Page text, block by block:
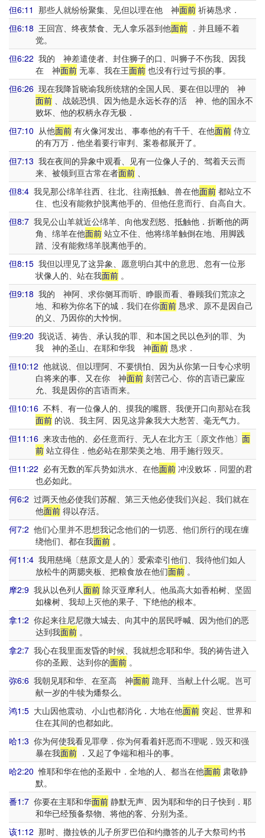
但6:11 那些人就纷纷聚集、见但以理在他 神面前 祈祷恳求．
但6:18 王回宫、终夜禁食、无人拿乐器到他面前 ．并且睡不着
觉。
但6:22 我的 神差遣使者、封住狮子的口、叫狮子不伤我、因我
在 神面前无辜、我在王面前也没有行过亏损的事。
但6:26 现在我降旨晓谕我所统辖的全国人民、要在但以理的 神
面前、战兢恐惧、因为他是永远长存的活 神、他的国永不
败坏、他的权柄永存无极．
但7:10 从他面前 有火像河发出、事奉他的有千千、在他面前 侍立
的有万万．他坐着要行审判、案卷都展开了。
但7:13 我在夜间的异象中观看、见有一位像人子的、驾着天云而
来、被领到亘古常在者面前、
但8:4 我见那公绵羊往西、往北、往南抵触、兽在他面前 都站立不
住、也没有能救护脱离他手的、但他任意而行、自高自大。
但8:7 我见公山羊就近公绵羊、向他发烈怒、抵触他．折断他的两
角、绵羊在他面前站立不住、他将绵羊触倒在地、用脚践
踏、没有能救绵羊脱离他手的。
但8:15 我但以理见了这异象、愿意明白其中的意思、忽有一位形
状像人的、站在我面前。
但9:18 我的 神阿、求你侧耳而听、睁眼而看、眷顾我们荒凉之
地、和称为你名下的城．我们在你面前恳求、原不是因自己
的义、乃因你的大怜悯。
但9:20 我说话、祷告、承认我的罪、和本国之民以色列的罪、为
我 神的圣山、在耶和华我 神面前恳求．
但10:12 他就说、但以理阿、不要惧怕、因为从你第一日专心求明
白将来的事、又在你 神面前刻苦己心、你的言语已蒙应
允、我是因你的言语而来。
但10:16 不料、有一位像人的、摸我的嘴唇、我便开口向那站在我
面前的说、我主阿、因见这异象我大大愁苦、毫无气力。
但11:16 来攻击他的、必任意而行、无人在北方王〔原文作他〕 面
前站立得住．他必站在那荣美之地、用手施行毁灭。
但11:22 必有无数的军兵势如洪水、在他面前 冲没败坏．同盟的君
也必如此。
何6:2 过两天他必使我们苏醒、第三天他必使我们兴起、我们就在
他面前得以存活。
何7:2 他们心里并不思想我记念他们的一切恶、他们所行的现在缠
绕他们、都在我面前。
何11:4 我用慈绳〔慈原文是人的〕爱索牵引他们、我待他们如人
放松牛的两腮夹板、把粮食放在他们面前。
摩2:9 我从以色列人面前 除灭亚摩利人。他虽高大如香柏树、坚固
如橡树、我却上灭他的果子、下绝他的根本。
拿1:2 你起来往尼尼微大城去、向其中的居民呼喊、因为他们的恶
达到我面前。
拿2:7 我心在我里面发昏的时候、我就想念耶和华。我的祷告进入
你的圣殿、达到你的面前。
弥6:6 我朝见耶和华、在至高 神面前 跪拜、当献上什么呢。岂可
献一岁的牛犊为燔祭么。
鸿1:5 大山因他震动、小山也都消化．大地在他面前 突起、世界和
住在其间的也都如此。
哈1:3 你为何使我看见罪孽．你为何看着奸恶而不理呢．毁灭和强
暴在我面前．又起了争端和相斗的事。
哈2:20 惟耶和华在他的圣殿中．全地的人、都当在他面前 肃敬静
默。
番1:7 你要在主耶和华面前 静默无声、因为耶和华的日子快到．耶
和华已经预备祭物、将他的客、分别为圣。
该1:12 那时、撒拉铁的儿子所罗巴伯和约撒答的儿子大祭司约书